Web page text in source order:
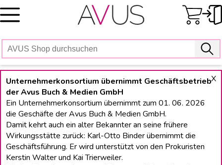
Skip
to
X
Unternehmerkonsortium übernimmt Geschäftsbetrieb
der Avus Buch & Medien GmbH
Ein Unternehmerkonsortium übernimmt zum 01. 06. 2026
die Geschäfte der Avus Buch & Medien GmbH.
Damit kehrt auch ein alter Bekannter an seine frühere
Wirkungsstätte zurück: Karl-Otto Binder übernimmt die
Geschäftsführung. Er wird unterstützt von den Prokuristen
Kerstin Walter und Kai Trierweiler.